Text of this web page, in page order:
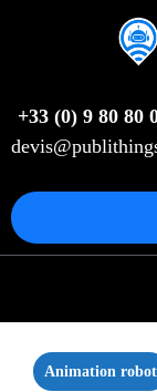
+33 (0) 9 80 80
Animation robot